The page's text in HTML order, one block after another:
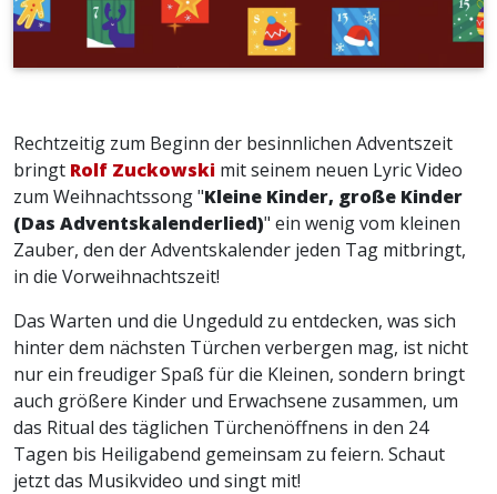
Rechtzeitig zum Beginn der besinnlichen Adventszeit
bringt Rolf Zuckowski mit seinem neuen Lyric Video
zum Weihnachtssong "Kleine Kinder, große Kinder
(Das Adventskalenderlied)" ein wenig vom kleinen
Zauber, den der Adventskalender jeden Tag mitbringt,
in die Vorweihnachtszeit!
Das Warten und die Ungeduld zu entdecken, was sich
hinter dem nächsten Türchen verbergen mag, ist nicht
nur ein freudiger Spaß für die Kleinen, sondern bringt
auch größere Kinder und Erwachsene zusammen, um
das Ritual des täglichen Türchenöffnens in den 24
Tagen bis Heiligabend gemeinsam zu feiern. Schaut
jetzt das Musikvideo und singt mit!